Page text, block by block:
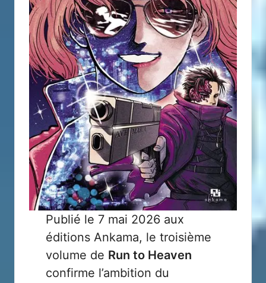
Publié le 7 mai 2026 aux
éditions Ankama, le troisième
volume de Run to Heaven
confirme l’ambition du